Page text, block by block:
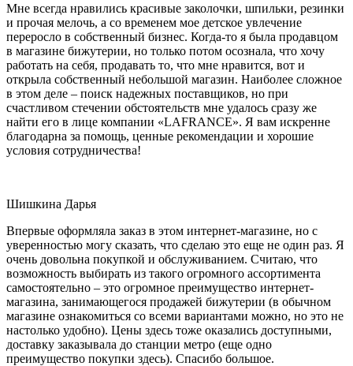
Мне всегда нравились красивые заколочки, шпильки, резинки
и прочая мелочь, а со временем мое детское увлечение
переросло в собственный бизнес. Когда-то я была продавцом
в магазине бижутерии, но только потом осознала, что хочу
работать на себя, продавать то, что мне нравится, вот и
открыла собственный небольшой магазин. Наиболее сложное
в этом деле – поиск надежных поставщиков, но при
счастливом стечении обстоятельств мне удалось сразу же
найти его в лице компании «LAFRANCE». Я вам искренне
благодарна за помощь, ценные рекомендации и хорошие
условия сотрудничества!
Шишкина Дарья
Впервые оформляла заказ в этом интернет-магазине, но с
уверенностью могу сказать, что сделаю это еще не один раз. Я
очень довольна покупкой и обслуживанием. Считаю, что
возможность выбирать из такого огромного ассортимента
самостоятельно – это огромное преимущество интернет-
магазина, занимающегося продажей бижутерии (в обычном
магазине ознакомиться со всеми вариантами можно, но это не
настолько удобно). Цены здесь тоже оказались доступными,
доставку заказывала до станции метро (еще одно
преимущество покупки здесь). Спасибо большое.